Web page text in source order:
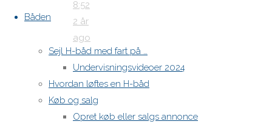
Båden
Sejl H-båd med fart på …
Undervisningsvideoer 2024
Hvordan løftes en H-båd
Køb og salg
Opret køb eller salgs annonce
8:52
2 år
ago
Reply
Skriv